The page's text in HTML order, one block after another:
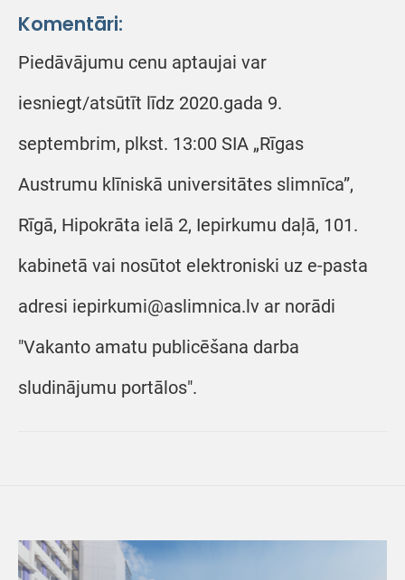
Komentāri:
Piedāvājumu cenu aptaujai var
iesniegt/atsūtīt līdz 2020.gada 9.
septembrim, plkst. 13:00 SIA „Rīgas
Austrumu klīniskā universitātes slimnīca”,
Rīgā, Hipokrāta ielā 2, Iepirkumu daļā, 101.
kabinetā vai nosūtot elektroniski uz e-pasta
adresi iepirkumi@aslimnica.lv ar norādi
"Vakanto amatu publicēšana darba
sludinājumu portālos".